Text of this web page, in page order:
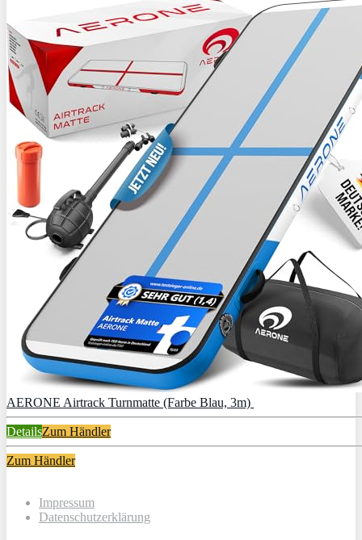
AERONE Airtrack Turnmatte (Farbe Blau, 3m)
DetailsZum Händler
Zum Händler
Impressum
Datenschutzerklärung